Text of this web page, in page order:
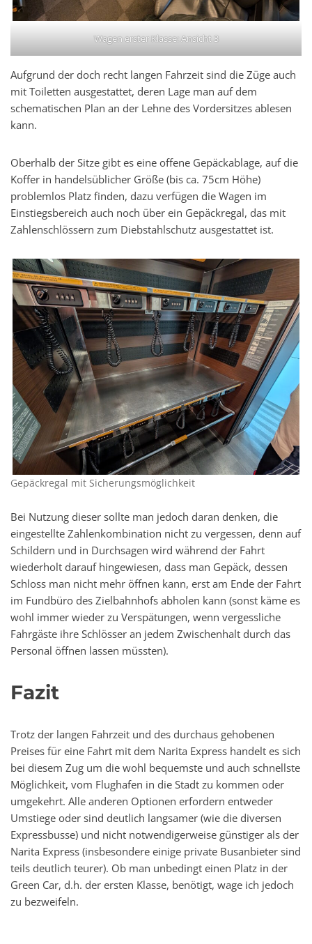
Wagen erster Klasse: Ansicht 3
Aufgrund der doch recht langen Fahrzeit sind die Züge auch
mit Toiletten ausgestattet, deren Lage man auf dem
schematischen Plan an der Lehne des Vordersitzes ablesen
kann.
Oberhalb der Sitze gibt es eine offene Gepäckablage, auf die
Koffer in handelsüblicher Größe (bis ca. 75cm Höhe)
problemlos Platz finden, dazu verfügen die Wagen im
Einstiegsbereich auch noch über ein Gepäckregal, das mit
Zahlenschlössern zum Diebstahlschutz ausgestattet ist.
Gepäckregal mit Sicherungsmöglichkeit
Bei Nutzung dieser sollte man jedoch daran denken, die
eingestellte Zahlenkombination nicht zu vergessen, denn auf
Schildern und in Durchsagen wird während der Fahrt
wiederholt darauf hingewiesen, dass man Gepäck, dessen
Schloss man nicht mehr öffnen kann, erst am Ende der Fahrt
im Fundbüro des Zielbahnhofs abholen kann (sonst käme es
wohl immer wieder zu Verspätungen, wenn vergessliche
Fahrgäste ihre Schlösser an jedem Zwischenhalt durch das
Personal öffnen lassen müssten).
Fazit
Trotz der langen Fahrzeit und des durchaus gehobenen
Preises für eine Fahrt mit dem Narita Express handelt es sich
bei diesem Zug um die wohl bequemste und auch schnellste
Möglichkeit, vom Flughafen in die Stadt zu kommen oder
umgekehrt. Alle anderen Optionen erfordern entweder
Umstiege oder sind deutlich langsamer (wie die diversen
Expressbusse) und nicht notwendigerweise günstiger als der
Narita Express (insbesondere einige private Busanbieter sind
teils deutlich teurer). Ob man unbedingt einen Platz in der
Green Car, d.h. der ersten Klasse, benötigt, wage ich jedoch
zu bezweifeln.